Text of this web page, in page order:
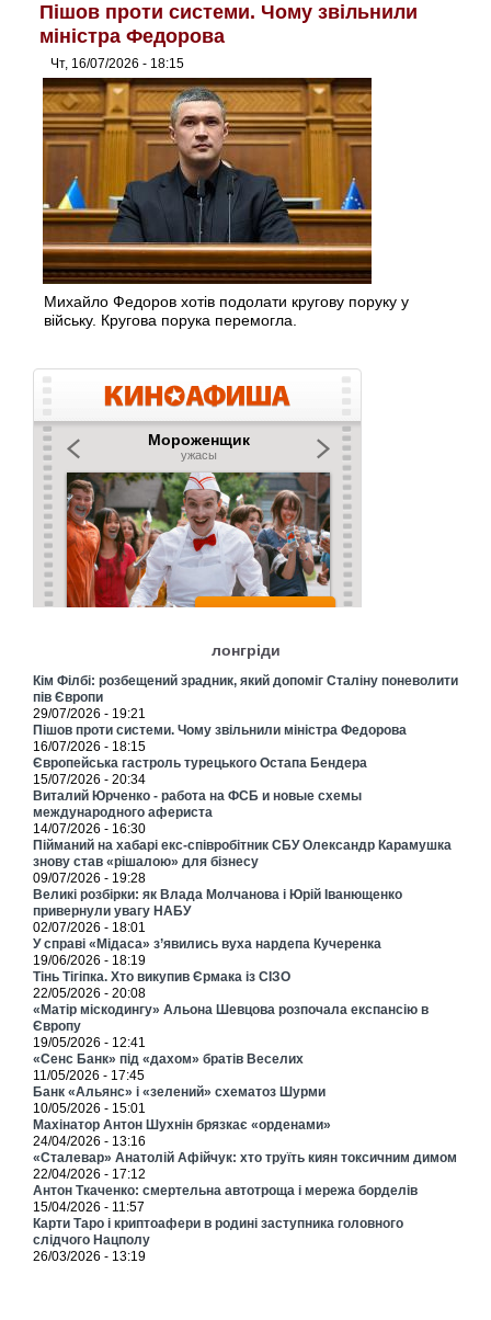
Пішов проти системи. Чому звільнили
міністра Федорова
Чт, 16/07/2026 - 18:15
Михайло Федоров хотів подолати кругову поруку у
війську. Кругова порука перемогла.
лонгріди
Кім Філбі: розбещений зрадник, який допоміг Сталіну поневолити
пів Європи
29/07/2026 - 19:21
Пішов проти системи. Чому звільнили міністра Федорова
16/07/2026 - 18:15
Європейська гастроль турецького Остапа Бендера
15/07/2026 - 20:34
Виталий Юрченко - работа на ФСБ и новые схемы
международного афериста
14/07/2026 - 16:30
Пійманий на хабарі екс-співробітник СБУ Олександр Карамушка
знову став «рішалою» для бізнесу
09/07/2026 - 19:28
Великі розбірки: як Влада Молчанова і Юрій Іванющенко
привернули увагу НАБУ
02/07/2026 - 18:01
У справі «Мідаса» з’явились вуха нардепа Кучеренка
19/06/2026 - 18:19
Тінь Тігіпка. Хто викупив Єрмака із СІЗО
22/05/2026 - 20:08
«Матір міскодингу» Альона Шевцова розпочала експансію в
Європу
19/05/2026 - 12:41
«Сенс Банк» під «дахом» братів Веселих
11/05/2026 - 17:45
Банк «Альянс» і «зелений» схематоз Шурми
10/05/2026 - 15:01
Махінатор Антон Шухнін брязкає «орденами»
24/04/2026 - 13:16
«Сталевар» Анатолій Афійчук: хто труїть киян токсичним димом
22/04/2026 - 17:12
Антон Ткаченко: смертельна автотроща і мережа борделів
15/04/2026 - 11:57
Карти Таро і криптоафери в родині заступника головного
слідчого Нацполу
26/03/2026 - 13:19